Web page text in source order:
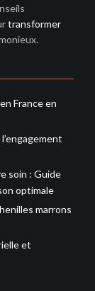
transformer
France en
soin : Guide
optimale
marrons
et